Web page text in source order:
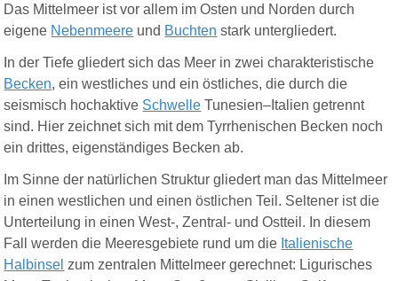
Das Mittelmeer ist vor allem im Osten und Norden durch
eigene Nebenmeere und Buchten stark untergliedert.
In der Tiefe gliedert sich das Meer in zwei charakteristische
Becken, ein westliches und ein östliches, die durch die
seismisch hochaktive Schwelle Tunesien–Italien getrennt
sind. Hier zeichnet sich mit dem Tyrrhenischen Becken noch
ein drittes, eigenständiges Becken ab.
Im Sinne der natürlichen Struktur gliedert man das Mittelmeer
in einen westlichen und einen östlichen Teil . Seltener ist die
Unterteilung in einen West-, Zentral- und Ostteil. In diesem
Fall werden die Meeresgebiete rund um die Italienische
Halbinsel zum zentralen Mittelmeer gerechnet: Ligurisches